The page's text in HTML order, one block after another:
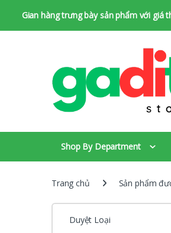
Gian hàng trưng bày sản phẩm với giá
Shop By Department
Trang chủ Sản phẩm
Duyệt Loại